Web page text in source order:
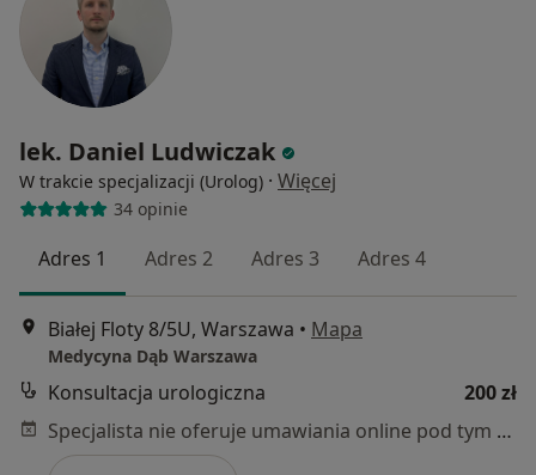
lek. Daniel Ludwiczak
W trakcie specjalizacji (Urolog) · Więcej
34 opinie
Adres 1 Adres 2 Adres 3 Adres 4
Białej Floty 8/5U, Warszawa • Mapa
Medycyna Dąb Warszawa
Konsultacja urologiczna
200 zł
Specjalista nie oferuje umawiania online pod tym adresem.